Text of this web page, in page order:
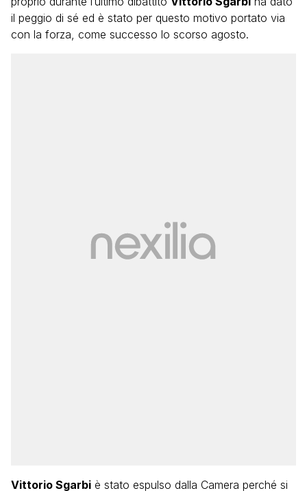
il peggio di sé ed è stato per questo motivo portato via
con la forza, come successo lo scorso agosto.
Vittorio Sgarbi è stato espulso dalla Camera perché si